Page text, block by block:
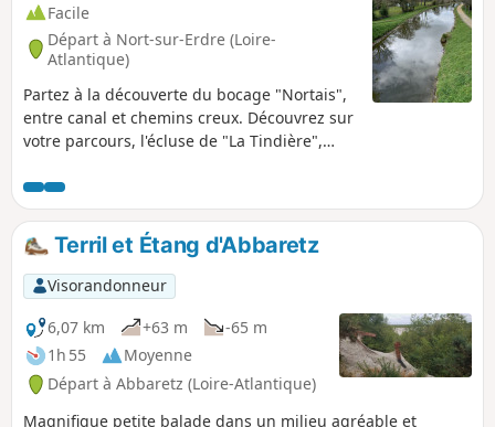
Facile
Départ à Nort-sur-Erdre (Loire-
Atlantique)
Partez à la découverte du bocage "Nortais",
entre canal et chemins creux. Découvrez sur
votre parcours, l'écluse de "La Tindière",
En longeant le canal de Nantes à Brest, vous
trouverez le long du halage une table de
pique-nique couverte. La navigation de mars
à octobre permet d'observer les bateaux de
plaisance.
Terril et Étang d'Abbaretz
Visorandonneur
6,07 km
+63 m
-65 m
1h 55
Moyenne
Départ à Abbaretz (Loire-Atlantique)
Magnifique petite balade dans un milieu agréable et